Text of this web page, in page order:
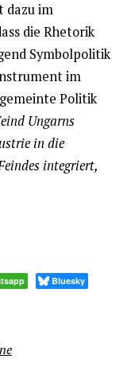
dazu im
die Rhetorik
Symbolpolitik
im
Politik
Ungarns
in die
integriert,
Bluesky